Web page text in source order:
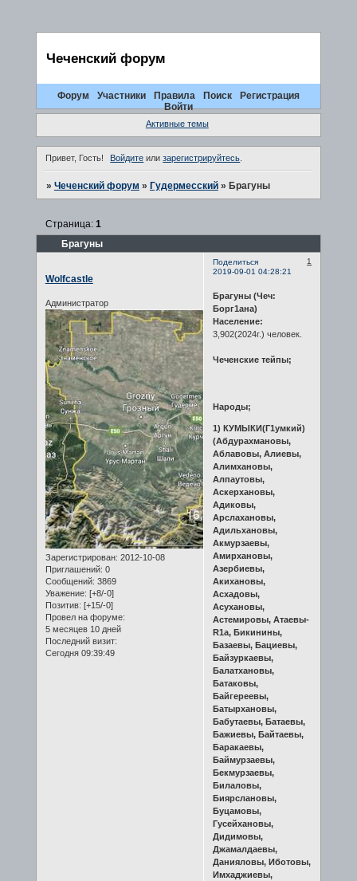
Чеченский форум
Форум Участники Правила Поиск
Регистрация
Войти
Активные темы
Привет, Гость! Войдите илизарегистрируйтесь.
» Чеченский форум » Гудермесский » Брагуны
Брагуны
Страница: 1
Поделиться
1
2019-09-01 04:28:21
Wolfcastle
Администратор
Зарегистрирован: 2012-10-08
Приглашений: 0
Сообщений: 3869
Уважение: [+8/-0]
Позитив: [+15/-0]
Провел на форуме:
5 месяцев 10 дней
Последний визит:
Сегодня 09:39:49
Брагуны (Чеч:
Борг1ана)
Население:
3,902(2024г.) человек.
Чеченские тейпы;
Народы;
1) КУМЫКИ(Г1умкий)
(Абдурахмановы,
Аблавовы, Алиевы,
Алимхановы,
Алпаутовы,
Аскерхановы,
Адиковы,
Арслахановы,
Адильхановы,
Акмурзаевы,
Амирхановы,
Азербиевы,
Акихановы,
Асхадовы,
Асухановы,
Астемировы, Атаевы-
R1a, Бикинины,
Базаевы, Бациевы,
Байзуркаевы,
Балатхановы,
Батаковы,
Байгереевы,
Батырхановы,
Бабутаевы, Батаевы,
Бажиевы, Байтаевы,
Баракаевы,
Баймурзаевы,
Бекмурзаевы,
Билаловы,
Биярслановы,
Буцамовы,
Гусейхановы,
Дидимовы,
Джамалдаевы,
Данияловы, Иботовы,
Имхаджиевы,